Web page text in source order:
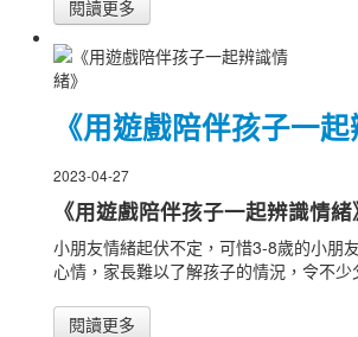
閱讀更多
《用遊戲陪伴孩子一起
2023-04-27
《用遊戲陪伴孩子一起辨識情緒
小朋友情緒起伏不定，可惜3-8歲的小朋
心情，家長難以了解孩子的情況，令不少
閱讀更多